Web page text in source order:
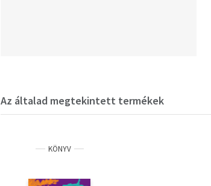
Az általad megtekintett termékek
KÖNYV